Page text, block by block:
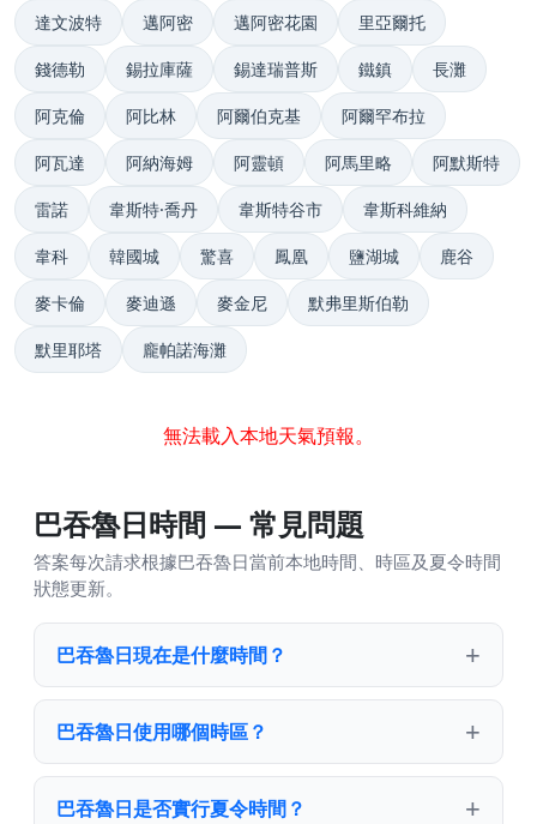
達文波特 邁阿密 邁阿密花園 里亞爾托
錢德勒 錫拉庫薩 錫達瑞普斯 鐵鎮 長灘
阿克倫 阿比林 阿爾伯克基 阿爾罕布拉
阿瓦達 阿納海姆 阿靈頓 阿馬里略 阿默斯特
雷諾 韋斯特·喬丹 韋斯特谷市 韋斯科維納
韋科 韓國城 驚喜 鳳凰 鹽湖城 鹿谷
麥卡倫 麥迪遜 麥金尼 默弗里斯伯勒
默里耶塔 龐帕諾海灘
無法載入本地天氣預報。
巴吞魯日時間 — 常見問題
答案每次請求根據巴吞魯日當前本地時間、時區及夏令時間
狀態更新。
巴吞魯日現在是什麼時間？
巴吞魯日使用哪個時區？
巴吞魯日是否實行夏令時間？